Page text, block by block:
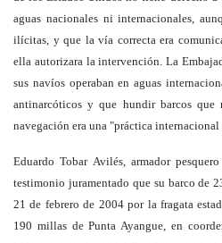
aguas nacionales ni internacionales,
ilícitas, y que la vía correcta era
ella autorizara la intervención. La
sus navíos operaban en aguas
antinarcóticos y que hundir barcos que
navegación era una "práctica internacional
Eduardo Tobar Avilés, armador
testimonio juramentado que su barco de
21 de febrero de 2004 por la fragata
190 millas de Punta Ayangue, en